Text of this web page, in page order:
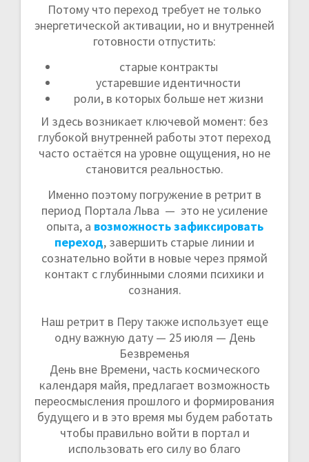
Потому что переход требует не только
энергетической активации, но и внутренней
готовности отпустить:
старые контракты
устаревшие идентичности
роли, в которых больше нет жизни
И здесь возникает ключевой момент: без
глубокой внутренней работы этот переход
часто остаётся на уровне ощущения, но не
становится реальностью.
Именно поэтому погружение в ретрит в
период Портала Льва — это не усиление
опыта, а возможность зафиксировать
переход, завершить старые линии и
сознательно войти в новые через прямой
контакт с глубинными слоями психики и
сознания.
Наш ретрит в Перу также использует еще
одну важную дату — 25 июля — День
Безвременья
День вне Времени, часть космического
календаря майя, предлагает возможность
переосмысления прошлого и формирования
будущего и в это время мы будем работать
чтобы правильно войти в портал и
использовать его силу во благо